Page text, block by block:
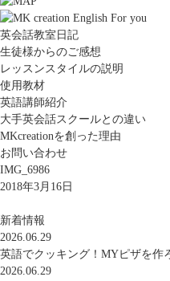
英会話教室日記
生徒様からのご感想
レッスンスタイルの説明
使用教材
英語講師紹介
大手英会話スクールとの違い
MKcreationを創った理由
お問い合わせ
IMG_6986
2018年3月16日
新着情報
2026.06.29
英語でクッキング！MYピザを作
2026.06.29